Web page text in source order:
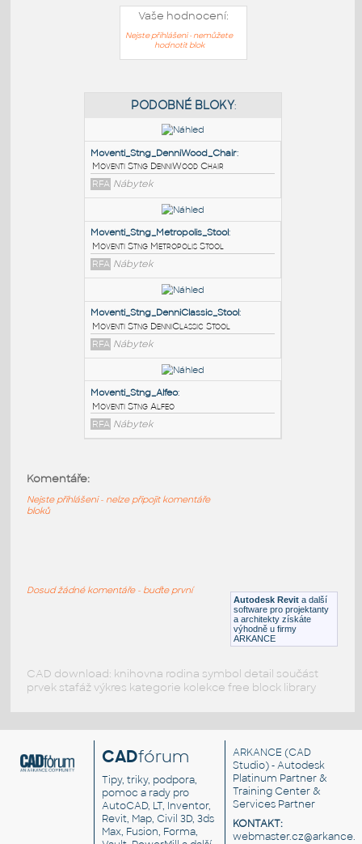
Vaše hodnocení:
Nejste přihlášeni - nemůžete
hodnotit blok
PODOBNÉ BLOKY
Moventi_Stng_DenniWood_Chair
Moventi Stng DenniWood Chair
RFA Nábytek
Moventi_Stng_Metropolis_Stool:
Moventi Stng Metropolis Stool
RFA Nábytek
Moventi Stng Alfeo
Autodesk Revit a další
software pro projektanty
a architekty získáte
výhodně u firmy
ARKANCE
Komentáře:
Nejste přihlášeni - nelze připojit komentáře
bloků
Dosud žádné komentáře - buďte první
CAD download: knihovna rodina symbol detail součást
prvek stafáž výkres kategorie kolekce free block library
CADfórum
Tipy, triky, podpora,
pomoc a rady pro
AutoCAD, LT, Inventor,
Revit, Map, Civil 3D, 3ds
Max, Fusion, Forma,
ARKANCE (CAD
Studio) - Autodesk
Platinum Partner &
Training Center &
Services Partner
KONTAKT: